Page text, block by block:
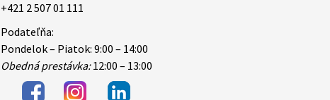
+421 2 507 01 111
Podateľňa:
Pondelok – Piatok: 9:00 – 14:00
Obedná prestávka:12:00 – 13:00